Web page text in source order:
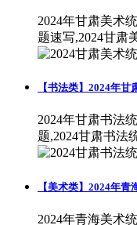
2024年甘肃美术
题速写,2024甘肃
【书法类】2024年甘
2024年甘肃书法
题,2024甘肃书法
【美术类】2024年
2024年青海美术